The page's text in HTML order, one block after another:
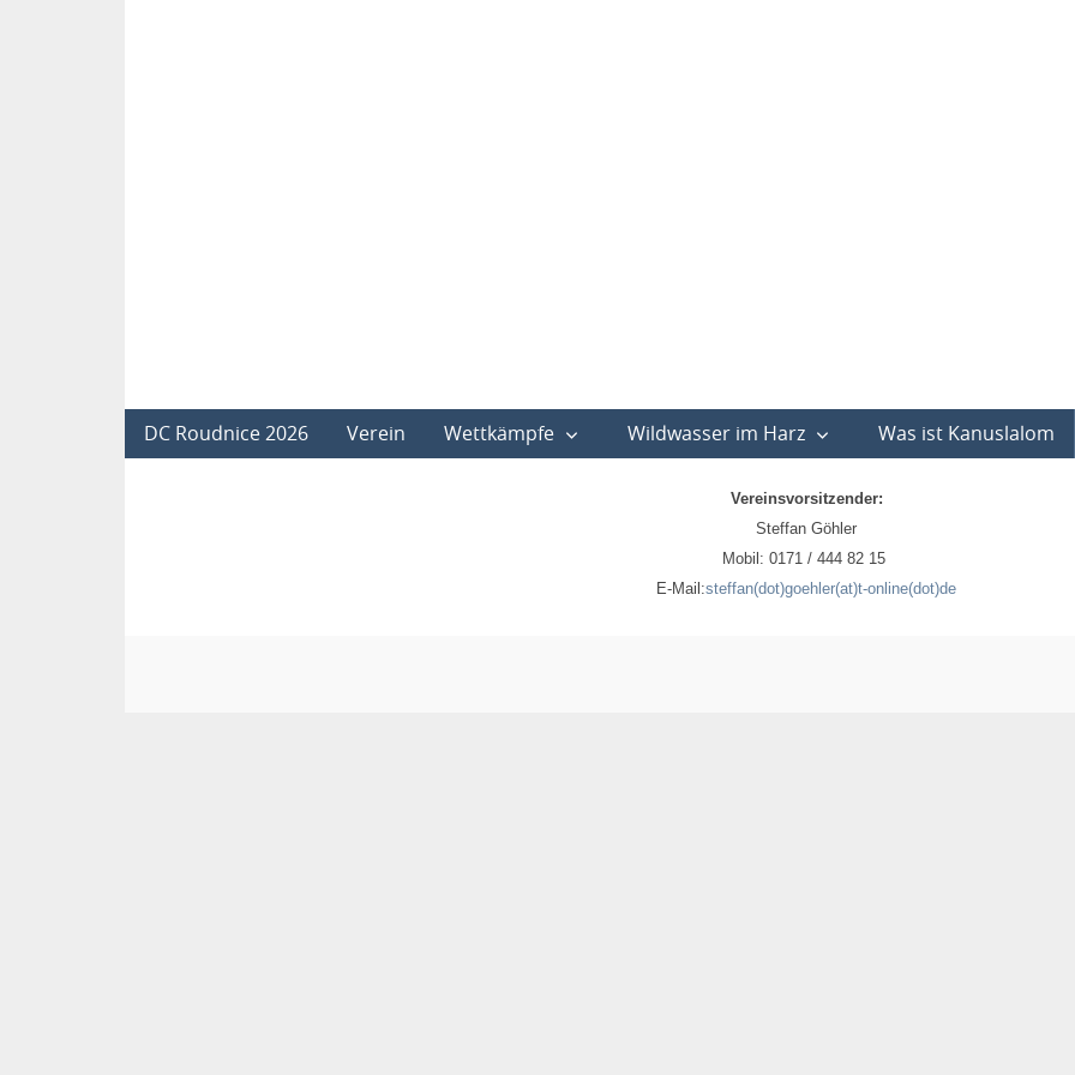
DC Roudnice 2026 Verein Wettkämpfe Wildwasser im Harz Was ist Kanuslalom
Vereinsvorsitzender:
Steffan Göhler
Mobil: 0171 / 444 82 15
E-Mail:steffan(dot)goehler(at)t-online(dot)de